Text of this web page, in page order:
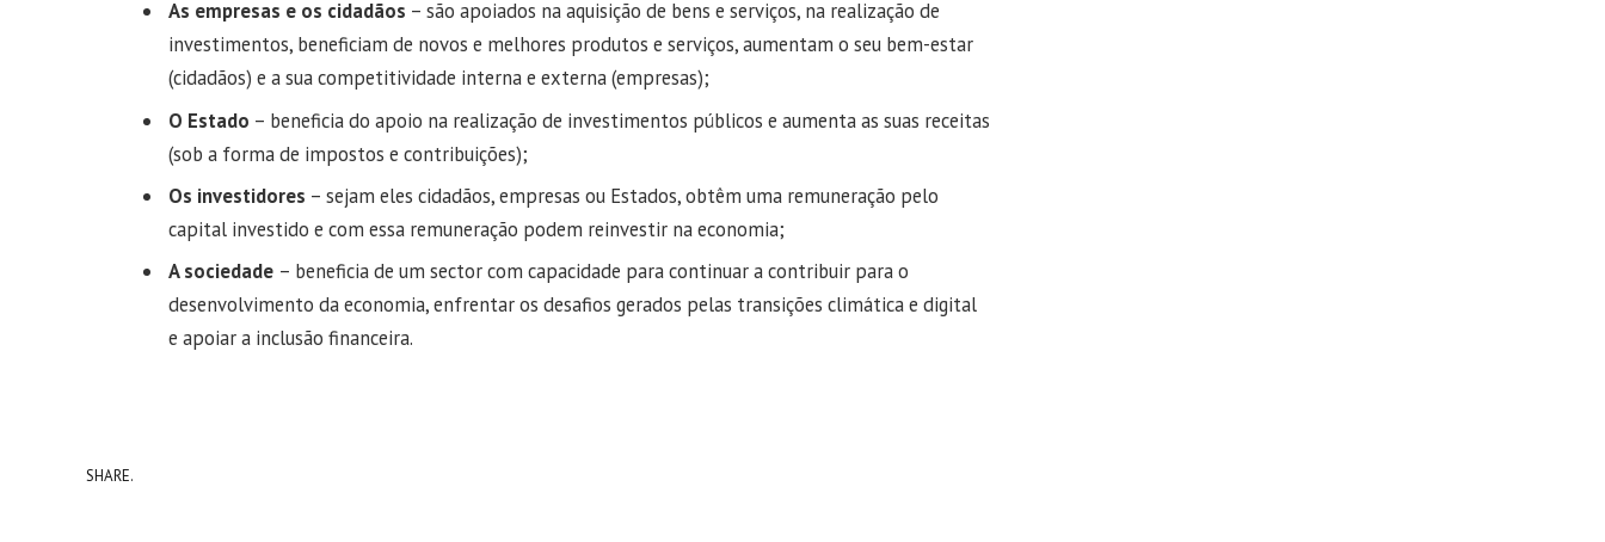
As empresas e os cidadãos – são apoiados na aquisição de bens e serviços, na realização de
investimentos, beneficiam de novos e melhores produtos e serviços, aumentam o seu bem-estar
(cidadãos) e a sua competitividade interna e externa (empresas);
O Estado – beneficia do apoio na realização de investimentos públicos e aumenta as suas receitas
(sob a forma de impostos e contribuições);
Os investidores – sejam eles cidadãos, empresas ou Estados, obtêm uma remuneração pelo
capital investido e com essa remuneração podem reinvestir na economia;
A sociedade – beneficia de um sector com capacidade para continuar a contribuir para o
desenvolvimento da economia, enfrentar os desafios gerados pelas transições climática e digital
e apoiar a inclusão financeira.
SHARE.